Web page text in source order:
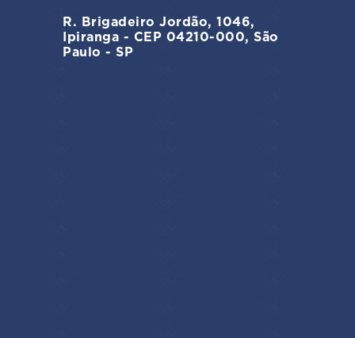
R. Brigadeiro Jordão, 1046,
Ipiranga - CEP 04210-000, São
Paulo - SP